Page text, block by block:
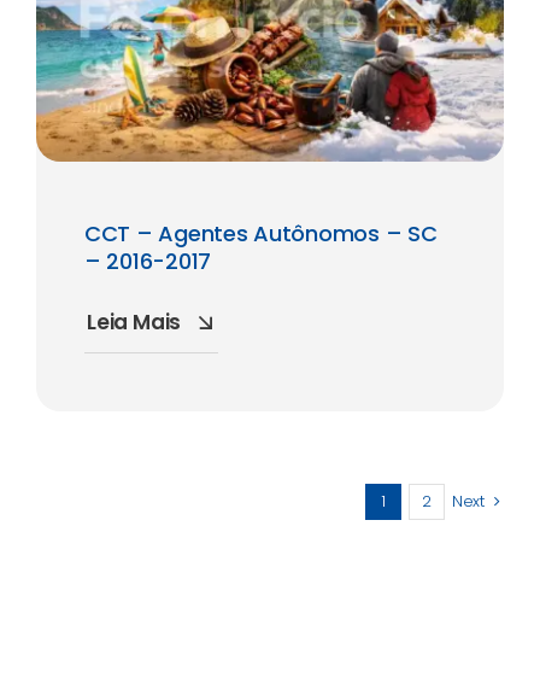
CCT – Agentes Autônomos – SC
– 2016-2017
Leia Mais
1 2 Next